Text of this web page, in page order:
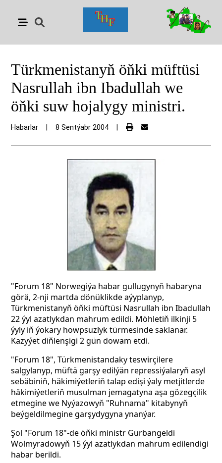
Türkmenistanyň öňki müftüsi
Nasrullah ibn Ibadullah we
öňki suw hojalygy ministri.
Habarlar 8 Sentýabr 2004
"Forum 18" Norwegiýa habar gullugynyň habaryna
görä, 2-nji martda dönüklikde aýyplanyp,
Türkmenistanyň öňki müftüsi Nasrullah ibn Ibadullah
22 ýyl azatlykdan mahrum edildi. Möhletiň ilkinji 5
ýyly iň ýokary howpsuzlyk türmesinde saklanar.
Kazyýet diňlenşigi 2 gün dowam etdi.
"Forum 18", Türkmenistandaky teswirçilere
salgylanyp, müftä garşy edilýän repressiýalaryň asyl
sebäbiniň, häkimiýetleriň talap edişi ýaly metjitlerde
häkimiýetleriň musulman jemagatyna aşa gözegçilik
etmegine we Nyýazowyň "Ruhnama" kitabynyň
beýgeldilmegine garşydygyna ynanýar.
Şol "Forum 18"-de öňki ministr Gurbangeldi
Wolmyradowyň 15 ýyl azatlykdan mahrum edilendigi
habar berildi.